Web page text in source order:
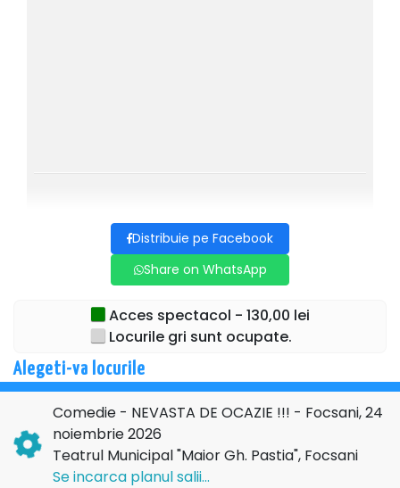
Distribuie pe Facebook
Share on WhatsApp
Acces spectacol - 130,00 lei
Locurile gri sunt ocupate.
Alegeti-va locurile
Comedie - NEVASTA DE OCAZIE !!! - Focsani, 24
noiembrie 2026
Teatrul Municipal "Maior Gh. Pastia", Focsani
Se incarca planul salii...